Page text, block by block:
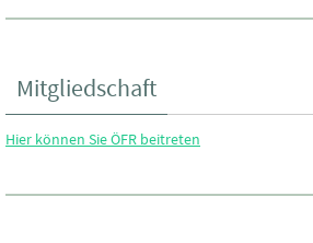
Mitgliedschaft
Hier können Sie ÖFR beitreten